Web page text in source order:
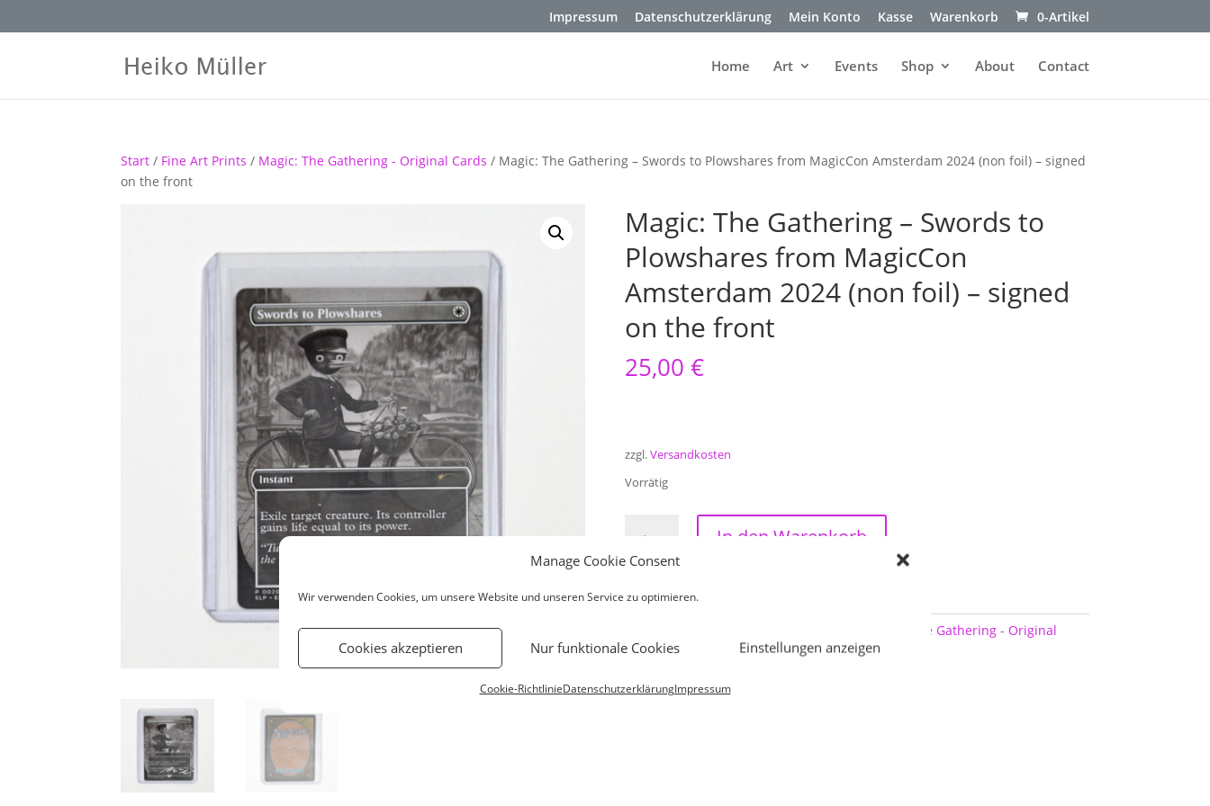
Manage Cookie Consent
Wir verwenden Cookies, um unsere Website und unseren Service zu optimieren.
Cookies akzeptieren Nur funktionale Cookies Einstellungen anzeigen
Cookie-RichtlinieDatenschutzerklärungImpressum
Impressum Datenschutzerklärung Mein Konto Kasse Warenkorb 0-Artikel
Home Art Events Shop About Contact
Start / Fine Art Prints / Magic: The Gathering - Original Cards / Magic: The Gathering – Swords to Plowshares from MagicCon Amsterdam 2024 (non foil) – signed
on the front
Magic: The Gathering – Swords to
Plowshares from MagicCon
Amsterdam 2024 (non foil) – signed
on the front
25,00 €
zzgl.Versandkosten
Vorrätig
Gathering
Swords
Plowshares
MagicCon
In den Warenkorb
Magic: The Gathering - Original
Cards